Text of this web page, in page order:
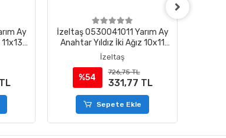
Ay
İzeltaş 0530041011 Yarım Ay
Anahtar Yıldız İki Ağız 10x11
mm
İzeltaş
%54
726,75 TL
331,77 TL
Sepete Ekle